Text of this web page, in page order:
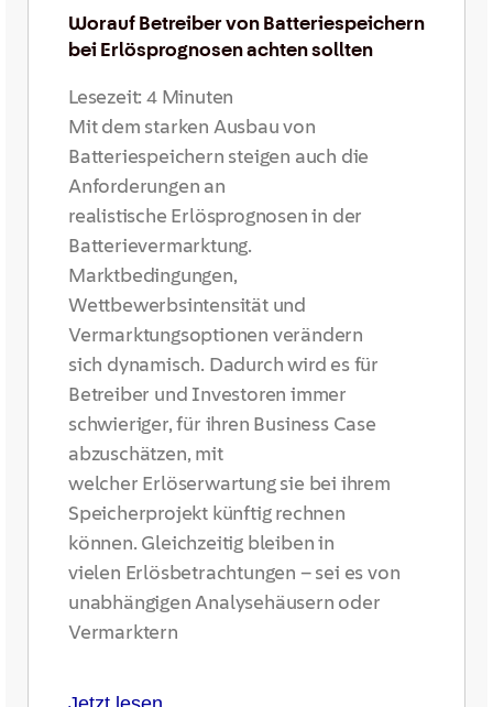
Worauf Betreiber von Batteriespeichern
bei Erlösprognosen achten sollten
Lesezeit: 4 Minuten
Mit dem starken Ausbau von
Batteriespeichern steigen auch die
Anforderungen an
realistische Erlösprognosen in der
Batterievermarktung.
Marktbedingungen,
Wettbewerbsintensität und
Vermarktungsoptionen verändern
sich dynamisch. Dadurch wird es für
Betreiber und Investoren immer
schwieriger, für ihren Business Case
abzuschätzen, mit
welcher Erlöserwartung sie bei ihrem
Speicherprojekt künftig rechnen
können. Gleichzeitig bleiben in
vielen Erlösbetrachtungen – sei es von
unabhängigen Analysehäusern oder
Vermarktern